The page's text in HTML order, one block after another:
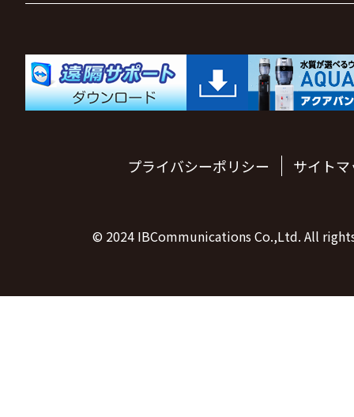
プライバシーポリシー サイト
© 2024 IBCommunications Co.,Ltd. All